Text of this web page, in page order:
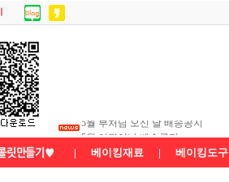
5월 어린이날 배송공지
| 베이킹재료 | 베이킹도구